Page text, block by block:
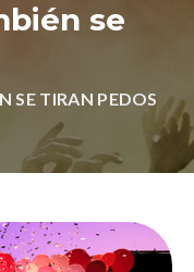
se
SE TIRAN PEDOS